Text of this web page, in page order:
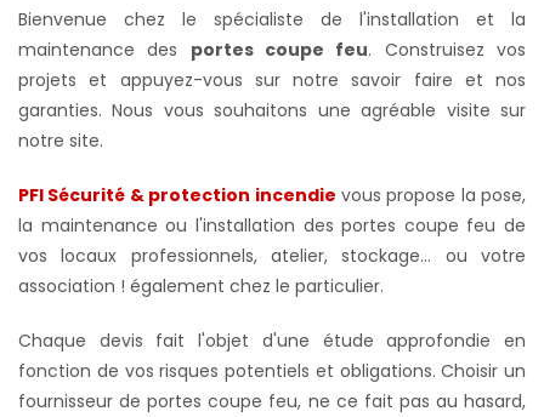
Bienvenue chez le spécialiste de l'installation et la
maintenance des portes coupe feu. Construisez vos
projets et appuyez-vous sur notre savoir faire et nos
garanties. Nous vous souhaitons une agréable visite sur
notre site.
PFI Sécurité & protection incendie vous propose la pose,
la maintenance ou l'installation des portes coupe feu de
vos locaux professionnels, atelier, stockage... ou votre
association ! également chez le particulier.
Chaque devis fait l'objet d'une étude approfondie en
fonction de vos risques potentiels et obligations. Choisir un
fournisseur de portes coupe feu, ne ce fait pas au hasard,